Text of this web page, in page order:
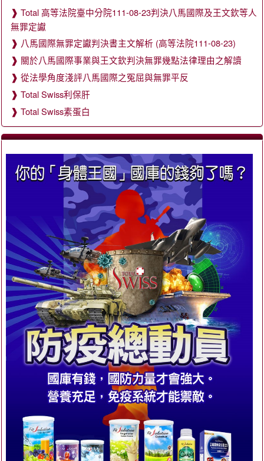
Total 高等法院臺中分院111-08-23判決八馬國際及王文欽等人
無罪定讞
八馬國際無罪定讞判決書主文解析 (高等法院111-08-23)
關於八馬國際事業與王文欽判決無罪幾點法律理由之解讀
從法學角度淺評八馬國際之冤屈與無罪平反
Total Swiss利保肝
Total Swiss素蛋白